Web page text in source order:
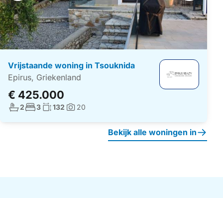
Vrijstaande woning in Tsouknida
Epirus, Griekenland
€ 425.000
Aantal badkamers:
2Aantal slaapkamers:
3Woonoppervlakte:
132 Foto's:
20
Bekijk alle woningen in